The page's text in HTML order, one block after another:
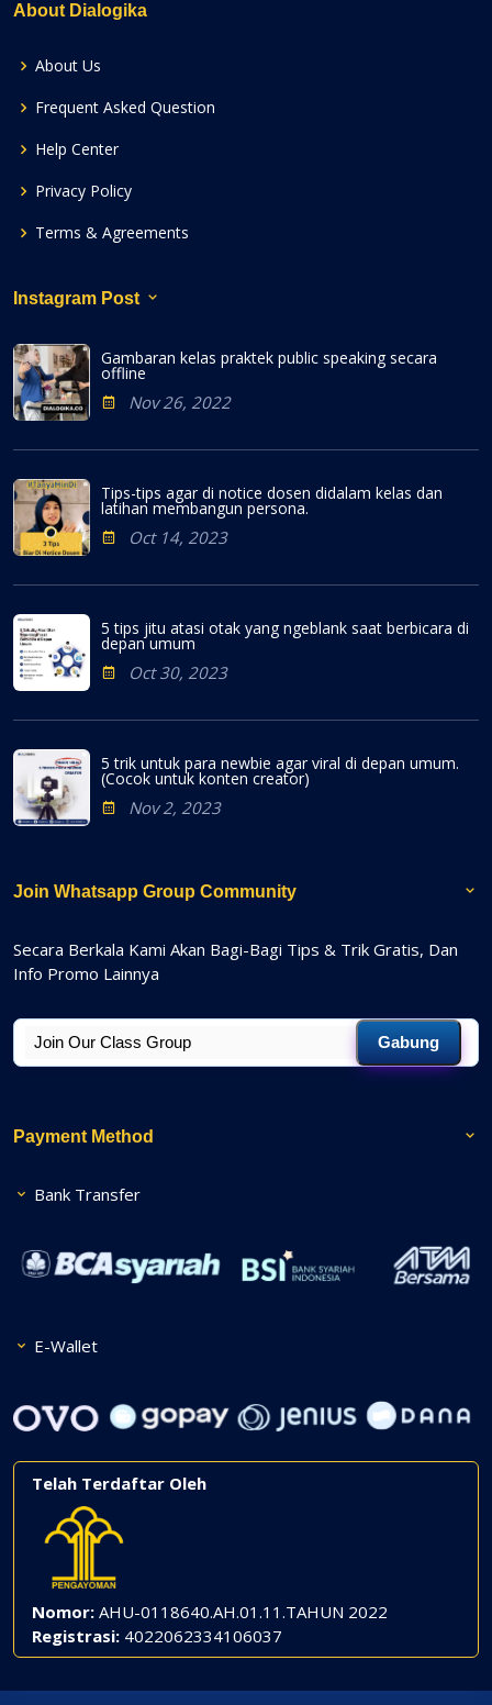
About Dialogika
About Us
Frequent Asked Question
Help Center
Privacy Policy
Terms & Agreements
Instagram Post
Gambaran kelas praktek public speaking secara
offline
Nov 26, 2022
Tips-tips agar di notice dosen didalam kelas dan
latihan membangun persona.
Oct 14, 2023
5 tips jitu atasi otak yang ngeblank saat berbicara di
depan umum
Oct 30, 2023
5 trik untuk para newbie agar viral di depan umum.
(Cocok untuk konten creator)
Nov 2, 2023
Join Whatsapp Group Community
Secara Berkala Kami Akan Bagi-Bagi Tips & Trik Gratis, Dan
Info Promo Lainnya
Gabung
Payment Method
Bank Transfer
E-Wallet
Telah Terdaftar Oleh
Nomor: AHU-0118640.AH.01.11.TAHUN 2022
Registrasi: 4022062334106037